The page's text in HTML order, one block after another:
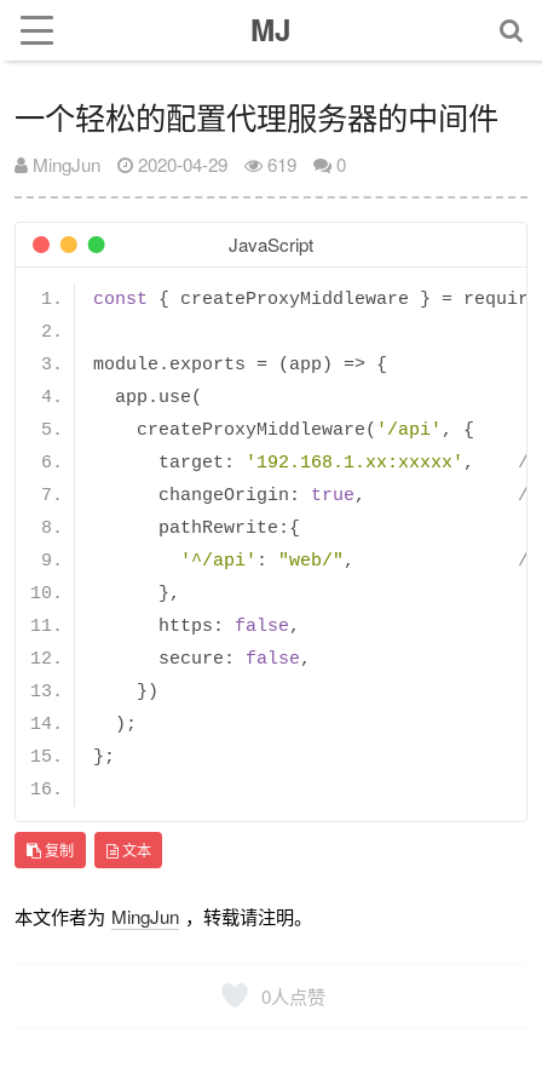
MJ
一个轻松的配置代理服务器的中间件
MingJun 2020-04-29 619 0
JavaScript
const { createProxyMiddleware } = require
module . exports = (app) => {
  app
. use(
    createProxyMiddleware
( '/api' ,
{
      target
: '192.168.1.xx:xxxxx' ,
//
      changeOrigin
: true,
//
      pathRewrite
:{
'^/api' : "web/" ,
//
},
      https
: false,
      secure
: false,
})
);
};
复制 文本
本文作者为 MingJun ，转载请注明。
0人点赞